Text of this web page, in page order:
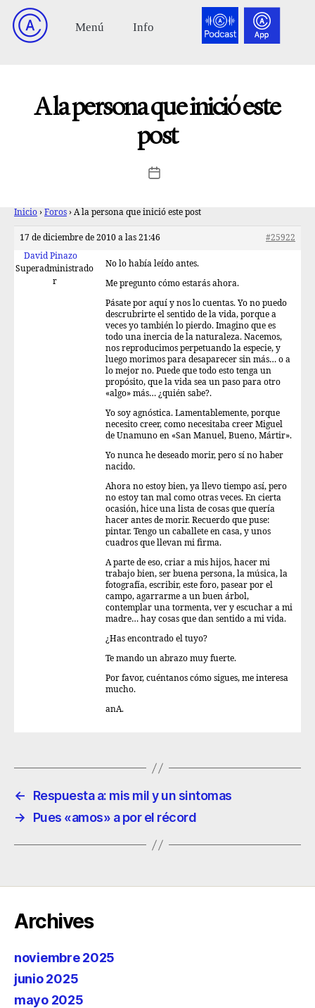
A la persona que inició este
post
Inicio › Foros › A la persona que inició este post
17 de diciembre de 2010 a las 21:46
#25922
David Pinazo
Superadministrado
r
No lo había leído antes.
Me pregunto cómo estarás ahora.
Pásate por aquí y nos lo cuentas. Yo no puedo
descrubrirte el sentido de la vida, porque a
veces yo también lo pierdo. Imagino que es
todo una inercia de la naturaleza. Nacemos,
nos reproducimos perpetuando la especie, y
luego morimos para desaparecer sin más… o a
lo mejor no. Puede que todo esto tenga un
propósito, que la vida sea un paso para otro
«algo» más… ¿quién sabe?.
Yo soy agnóstica. Lamentablemente, porque
necesito creer, como necesitaba creer Miguel
de Unamuno en «San Manuel, Bueno, Mártir».
Yo nunca he deseado morir, pero sí no haber
nacido.
Ahora no estoy bien, ya llevo tiempo así, pero
no estoy tan mal como otras veces. En cierta
ocasión, hice una lista de cosas que quería
hacer antes de morir. Recuerdo que puse:
pintar. Tengo un caballete en casa, y unos
cuadros que llevan mi firma.
A parte de eso, criar a mis hijos, hacer mi
trabajo bien, ser buena persona, la música, la
fotografía, escribir, este foro, pasear por el
campo, agarrarme a un buen árbol,
contemplar una tormenta, ver y escuchar a mi
madre… hay cosas que dan sentido a mi vida.
¿Has encontrado el tuyo?
Te mando un abrazo muy fuerte.
Por favor, cuéntanos cómo sigues, me interesa
mucho.
anA.
←
Respuesta a: mis mil y un sintomas
→
Pues «amos» a por el récord
Archives
noviembre 2025
junio 2025
mayo 2025